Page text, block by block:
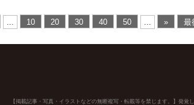
... 10 20 30 40 50 ... » 最
【掲載記事・写真・イラストなどの無断複写・転載等を禁じます。】発